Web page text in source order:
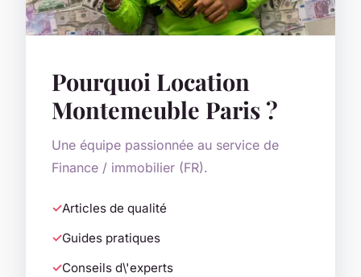
Pourquoi Location
Montemeuble Paris ?
Une équipe passionnée au service de
Finance / immobilier (FR).
Articles de qualité
Guides pratiques
Conseils d\'experts